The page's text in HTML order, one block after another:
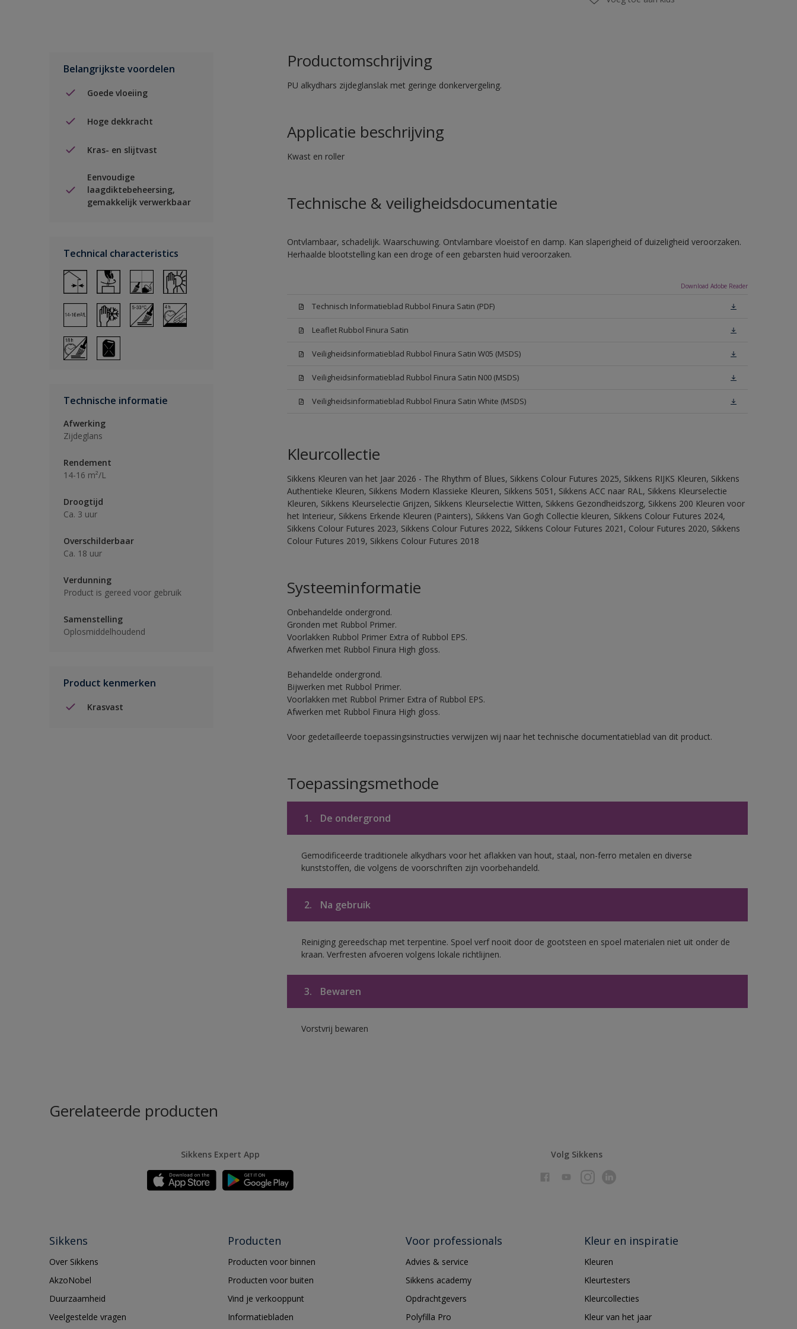
Belangrijkste voordelen
Goede vloeiing
Hoge dekkracht
Kras- en slijtvast
Eenvoudige
laagdiktebeheersing,
gemakkelijk verwerkbaar
Technical characteristics
Technische informatie
Afwerking
Zijdeglans
Rendement
14-16 m²/L
Droogtijd
Ca. 3 uur
Overschilderbaar
Ca. 18 uur
Verdunning
Product is gereed voor gebruik
Samenstelling
Oplosmiddelhoudend
Product kenmerken
Krasvast
Productomschrijving
PU alkydhars zijdeglanslak met geringe donkervergeling.
Applicatie beschrijving
Kwast en roller
Technische & veiligheidsdocumentatie
Ontvlambaar, schadelijk. Waarschuwing. Ontvlambare vloeistof en damp. Kan slaperigheid of duizeligheid veroorzaken.
Herhaalde blootstelling kan een droge of een gebarsten huid veroorzaken.
Download Adobe Reader
Technisch Informatieblad Rubbol Finura Satin (PDF)
Leaflet Rubbol Finura Satin
Veiligheidsinformatieblad Rubbol Finura Satin W05 (MSDS)
Veiligheidsinformatieblad Rubbol Finura Satin N00 (MSDS)
Veiligheidsinformatieblad Rubbol Finura Satin White (MSDS)
Kleurcollectie
Sikkens Kleuren van het Jaar 2026 - The Rhythm of Blues, Sikkens Colour Futures 2025, Sikkens RIJKS Kleuren, Sikkens
Authentieke Kleuren, Sikkens Modern Klassieke Kleuren, Sikkens 5051, Sikkens ACC naar RAL, Sikkens Kleurselectie
Kleuren, Sikkens Kleurselectie Grijzen, Sikkens Kleurselectie Witten, Sikkens Gezondheidszorg, Sikkens 200 Kleuren voor
het Interieur, Sikkens Erkende Kleuren (Painters), Sikkens Van Gogh Collectie kleuren, Sikkens Colour Futures 2024,
Sikkens Colour Futures 2023, Sikkens Colour Futures 2022, Sikkens Colour Futures 2021, Colour Futures 2020, Sikkens
Colour Futures 2019, Sikkens Colour Futures 2018
Systeeminformatie
Onbehandelde ondergrond.
Gronden met Rubbol Primer.
Voorlakken Rubbol Primer Extra of Rubbol EPS.
Afwerken met Rubbol Finura High gloss.
Behandelde ondergrond.
Bijwerken met Rubbol Primer.
Voorlakken met Rubbol Primer Extra of Rubbol EPS.
Afwerken met Rubbol Finura High gloss.
Voor gedetailleerde toepassingsinstructies verwijzen wij naar het technische documentatieblad van dit product.
Toepassingsmethode
1. De ondergrond
Gemodificeerde traditionele alkydhars voor het aflakken van hout, staal, non-ferro metalen en diverse
kunststoffen, die volgens de voorschriften zijn voorbehandeld.
2. Na gebruik
Reiniging gereedschap met terpentine. Spoel verf nooit door de gootsteen en spoel materialen niet uit onder de
kraan. Verfresten afvoeren volgens lokale richtlijnen.
3. Bewaren
Vorstvrij bewaren
Gerelateerde producten
Sikkens Expert App Volg Sikkens
Sikkens
Over Sikkens
AkzoNobel
Duurzaamheid
Veelgestelde vragen
Producten
Producten voor binnen
Producten voor buiten
Vind je verkooppunt
Informatiebladen
Voor professionals
Advies & service
Sikkens academy
Opdrachtgevers
Polyfilla Pro
Kleur en inspiratie
Kleuren
Kleurtesters
Kleurcollecties
Kleur van het jaar